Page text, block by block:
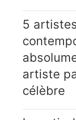
5
artiste
célèbre